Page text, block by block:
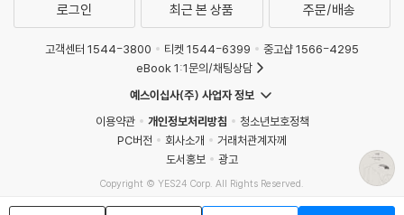
자’를 만난다. 이 빈약한 정보를 가지고는 이들의 과거에 대해서 다양하지
만 불충분한 추측이 가능할 뿐이다. 또한 여자의 존재 역시 대단히 모호하
게 서술되기 때문에 어느 순간 여자 자체가 과거에 머물러 있는 에스탈라
라는 공간과 함께 유령과 같은 존재가 아닌가 하는 생각이 들기도 한다.
『사랑』을 두 번, 세 번 읽어도 과거에 이들에게 벌어졌던 일이 무엇이었는
지를 속시원하게 이야기해줄 단서는 나타나지 않는다. 과거는 영원히 망각
되었고 이야기는 단지 그 망각된 과거를 향해 어둠으로 나아가는 이들의
움직임에 주목할 뿐이다. 어둠으로 나아가는 인물들과 그 인물들을 아득한
시선으로 따라가는 이야기, 『사랑』은 이 움직임에 독자를 초대한다. 이때
로그인 최근 본 상품 주문/배송
고객센터 1544-3800 티켓 1544-6399
중고샵 1566-4295
eBook 1:1문의/채팅상담
예스이십사(주) 사업자 정보
이용약관
개인정보처리방침
청소년보호정책
PC버전
회사소개
거래처관계자께
도서홍보
광고
Copyright © YES24 Corp. All Rights Reserved.